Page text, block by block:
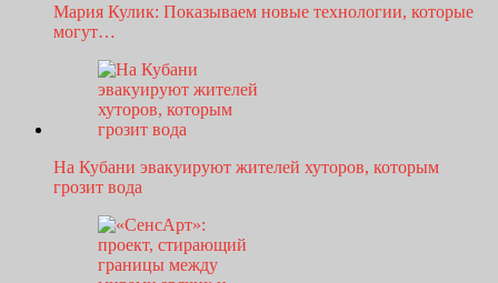
Мария Кулик: Показываем новые технологии, которые
могут…
На Кубани эвакуируют жителей хуторов, которым
грозит вода